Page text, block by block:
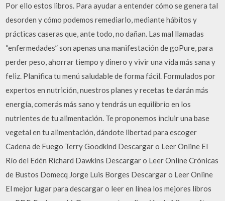
Por ello estos libros. Para ayudar a entender cómo se genera tal
desorden y cómo podemos remediarlo, mediante hábitos y
prácticas caseras que, ante todo, no dañan. Las mal llamadas
“enfermedades” son apenas una manifestación de goPure, para
perder peso, ahorrar tiempo y dinero y vivir una vida más sana y
feliz. Planifica tu menú saludable de forma fácil. Formulados por
expertos en nutrición, nuestros planes y recetas te darán más
energía, comerás más sano y tendrás un equilibrio en los
nutrientes de tu alimentación. Te proponemos incluir una base
vegetal en tu alimentación, dándote libertad para escoger
Cadena de Fuego Terry Goodkind Descargar o Leer Online El
Río del Edén Richard Dawkins Descargar o Leer Online Crónicas
de Bustos Domecq Jorge Luis Borges Descargar o Leer Online
El mejor lugar para descargar o leer en línea los mejores libros